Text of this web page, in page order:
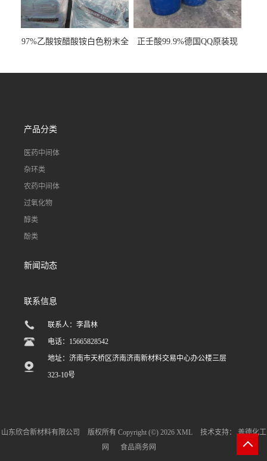
97%乙酸铵醋酸铵白色粉末全
正壬酸99.9%德国QQ原装现
产品分类
医药中间体
杂环类
农药中间体
过氧化物
醇类
酚类
新闻动态
联系信息
联系人：李昌林
电话：15665828542
地址：济南市天桥区济南济南新材料交易中心办公楼三层
323-10号
山东欣合新材料有限公司 版权所有 Copyright (©) 2026 XML 技术支持：盖德化工
网
食品商务网